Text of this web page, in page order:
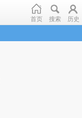
首页 搜索 历史